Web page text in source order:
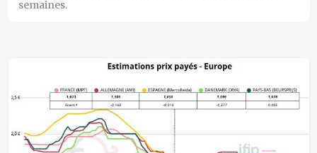
semaines.